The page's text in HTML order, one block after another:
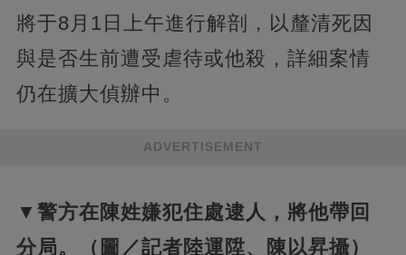
將于8月1日上午進行解剖，以釐清死因
與是否生前遭受虐待或他殺，詳細案情
仍在擴大偵辦中。
ADVERTISEMENT
▼警方在陳姓嫌犯住處逮人，將他帶回
分局。（圖／記者陸運陞、陳以昇攝）